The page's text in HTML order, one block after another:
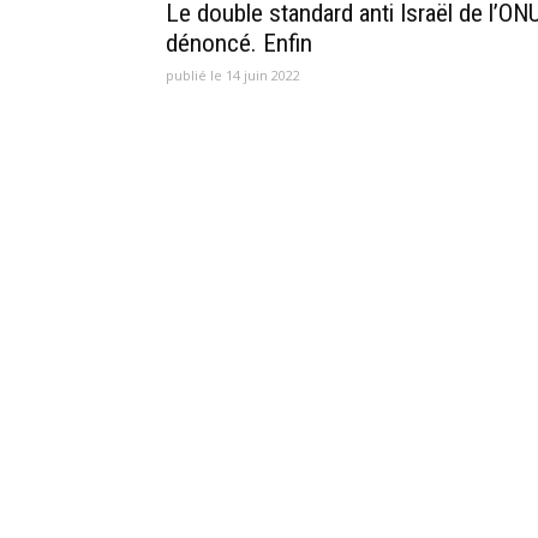
Le double standard anti Israël de
dénoncé. Enfin
publié le 14 juin 2022